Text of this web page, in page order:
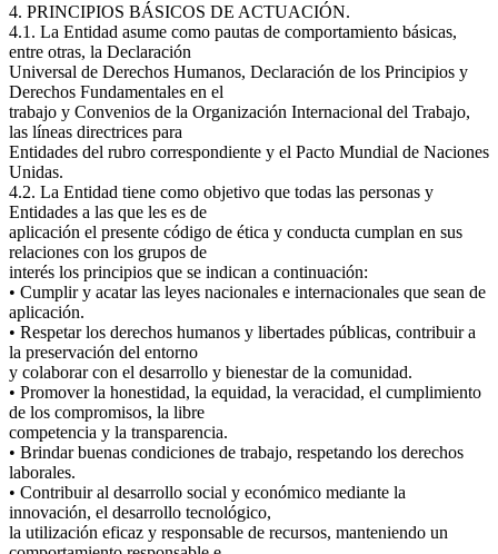
4. PRINCIPIOS BÁSICOS DE ACTUACIÓN.
4.1. La Entidad asume como pautas de comportamiento básicas,
entre otras, la Declaración
Universal de Derechos Humanos, Declaración de los Principios y
Derechos Fundamentales en el
trabajo y Convenios de la Organización Internacional del Trabajo,
las líneas directrices para
Entidades del rubro correspondiente y el Pacto Mundial de Naciones
Unidas.
4.2. La Entidad tiene como objetivo que todas las personas y
Entidades a las que les es de
aplicación el presente código de ética y conducta cumplan en sus
relaciones con los grupos de
interés los principios que se indican a continuación:
• Cumplir y acatar las leyes nacionales e internacionales que sean de
aplicación.
• Respetar los derechos humanos y libertades públicas, contribuir a
la preservación del entorno
y colaborar con el desarrollo y bienestar de la comunidad.
• Promover la honestidad, la equidad, la veracidad, el cumplimiento
de los compromisos, la libre
competencia y la transparencia.
• Brindar buenas condiciones de trabajo, respetando los derechos
laborales.
• Contribuir al desarrollo social y económico mediante la
innovación, el desarrollo tecnológico,
la utilización eficaz y responsable de recursos, manteniendo un